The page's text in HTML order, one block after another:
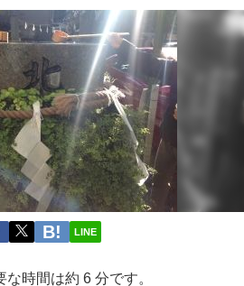
LINE
時間は約 6 分です。